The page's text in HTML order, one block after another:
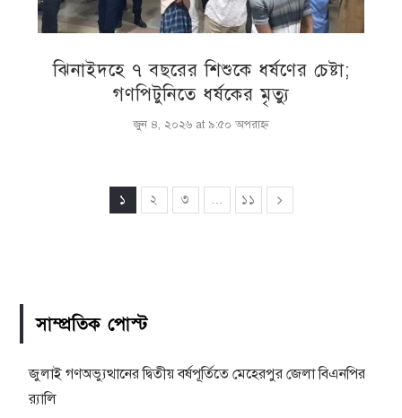
ঝিনাইদহে ৭ বছরের শিশুকে ধর্ষণের চেষ্টা;
গণপিটুনিতে ধর্ষকের মৃত্যু
জুন ৪, ২০২৬ at ৯:৫০ অপরাহ্ণ
১ ২ ৩ … ১১
সাম্প্রতিক পোস্ট
জুলাই গণঅভ্যুত্থানের দ্বিতীয় বর্ষপূর্তিতে মেহেরপুর জেলা বিএনপির
র‍্যালি